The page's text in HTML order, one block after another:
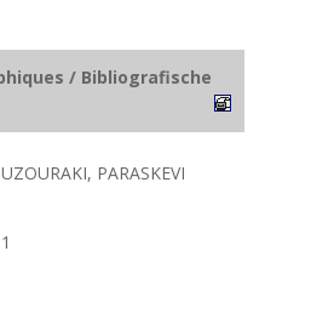
/ Bibliografische
PARASKEVI